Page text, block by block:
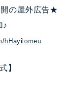
の屋外広告★
♪
hHayilomeu
】